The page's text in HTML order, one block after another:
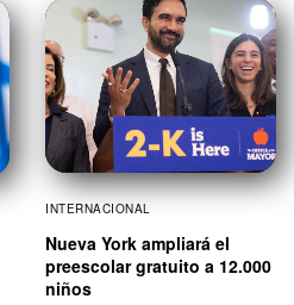
INTERNACIONAL
Nueva York ampliará el
preescolar gratuito a 12.000
niños